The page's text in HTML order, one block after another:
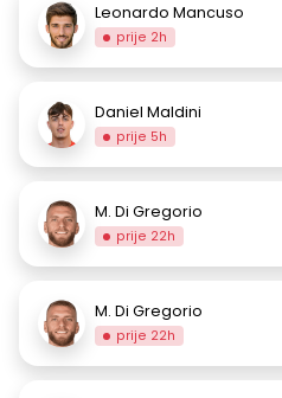
Leonardo Mancuso
prije 2h
Daniel Maldini
prije 5h
M. Di Gregorio
prije 22h
M. Di Gregorio
prije 22h